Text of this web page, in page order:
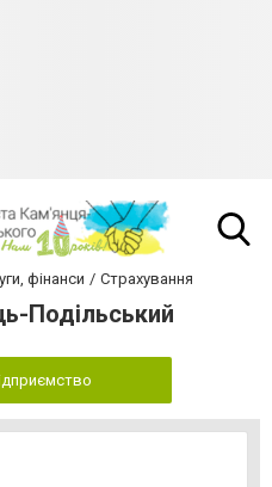
фінанси Страхування
Подільський